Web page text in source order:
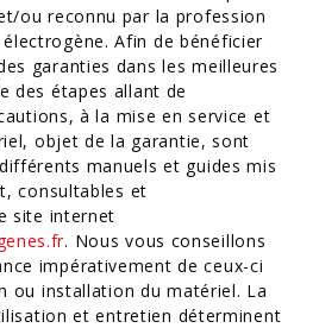
ou reconnu par la profession
Afin de bénéficier
garanties dans les meilleures
des étapes allant de
à la mise en service et
objet de la garantie, sont
manuels et guides mis
consultables et
site internet
. Nous vous conseillons
impérativement de ceux-ci
ou installation du matériel. La
et entretien déterminent